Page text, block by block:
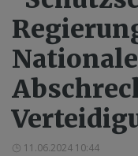
11.06.2024 10:44